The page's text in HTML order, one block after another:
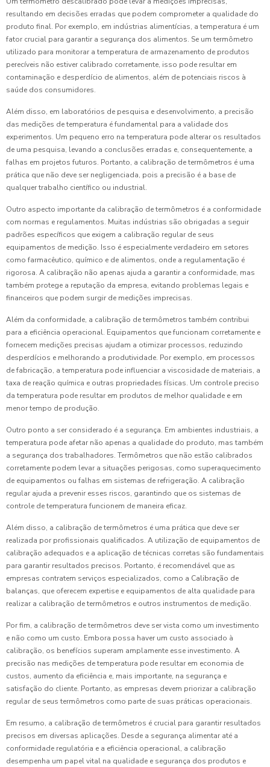
resultando em decisões erradas que podem comprometer a qualidade do
produto final. Por exemplo, em indústrias alimentícias, a temperatura é um
fator crucial para garantir a segurança dos alimentos. Se um termômetro
utilizado para monitorar a temperatura de armazenamento de produtos
perecíveis não estiver calibrado corretamente, isso pode resultar em
contaminação e desperdício de alimentos, além de potenciais riscos à
saúde dos consumidores.
Além disso, em laboratórios de pesquisa e desenvolvimento, a precisão
das medições de temperatura é fundamental para a validade dos
experimentos. Um pequeno erro na temperatura pode alterar os resultados
de uma pesquisa, levando a conclusões erradas e, consequentemente, a
falhas em projetos futuros. Portanto, a calibração de termômetros é uma
prática que não deve ser negligenciada, pois a precisão é a base de
qualquer trabalho científico ou industrial.
Outro aspecto importante da calibração de termômetros é a conformidade
com normas e regulamentos. Muitas indústrias são obrigadas a seguir
padrões específicos que exigem a calibração regular de seus
equipamentos de medição. Isso é especialmente verdadeiro em setores
como farmacêutico, químico e de alimentos, onde a regulamentação é
rigorosa. A calibração não apenas ajuda a garantir a conformidade, mas
também protege a reputação da empresa, evitando problemas legais e
financeiros que podem surgir de medições imprecisas.
Além da conformidade, a calibração de termômetros também contribui
para a eficiência operacional. Equipamentos que funcionam corretamente e
fornecem medições precisas ajudam a otimizar processos, reduzindo
desperdícios e melhorando a produtividade. Por exemplo, em processos
de fabricação, a temperatura pode influenciar a viscosidade de materiais, a
taxa de reação química e outras propriedades físicas. Um controle preciso
da temperatura pode resultar em produtos de melhor qualidade e em
menor tempo de produção.
Outro ponto a ser considerado é a segurança. Em ambientes industriais, a
temperatura pode afetar não apenas a qualidade do produto, mas também
a segurança dos trabalhadores. Termômetros que não estão calibrados
corretamente podem levar a situações perigosas, como superaquecimento
de equipamentos ou falhas em sistemas de refrigeração. A calibração
regular ajuda a prevenir esses riscos, garantindo que os sistemas de
controle de temperatura funcionem de maneira eficaz.
Além disso, a calibração de termômetros é uma prática que deve ser
realizada por profissionais qualificados. A utilização de equipamentos de
calibração adequados e a aplicação de técnicas corretas são fundamentais
para garantir resultados precisos. Portanto, é recomendável que as
empresas contratem serviços especializados, como a Calibração de
balanças, que oferecem expertise e equipamentos de alta qualidade para
realizar a calibração de termômetros e outros instrumentos de medição.
Por fim, a calibração de termômetros deve ser vista como um investimento
e não como um custo. Embora possa haver um custo associado à
calibração, os benefícios superam amplamente esse investimento. A
precisão nas medições de temperatura pode resultar em economia de
custos, aumento da eficiência e, mais importante, na segurança e
satisfação do cliente. Portanto, as empresas devem priorizar a calibração
regular de seus termômetros como parte de suas práticas operacionais.
Em resumo, a calibração de termômetros é crucial para garantir resultados
precisos em diversas aplicações. Desde a segurança alimentar até a
conformidade regulatória e a eficiência operacional, a calibração
desempenha um papel vital na qualidade e segurança dos produtos e